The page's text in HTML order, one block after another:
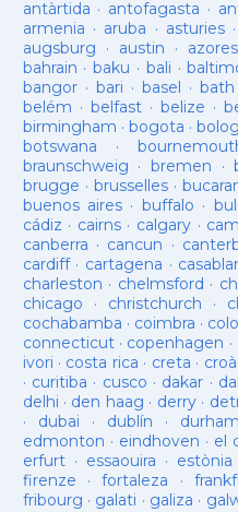
antàrtida · antofagasta ·
armenia · aruba · asturies·
augsburg · austin · azores
bahrain ·baku · bali ·
bangor· bari ·basel ·bath
belém · belfast· belize ·
birmingham · bogota ·
botswana ·
braunschweig · bremen ·
brugge · brusselles·
buenos aires· buffalo ·
cádiz · cairns· calgary ·
canberra · cancun ·
cardiff· cartagena ·
charleston · chelmsford ·
chicago · christchurch ·
cochabamba · coimbra ·
connecticut· copenhagen ·
ivori · costa rica · creta ·
· curitiba · cusco · dakar ·
delhi · den haag · derry·
· dubai · dublín · durham
edmonton · eindhoven · el
erfurt· essaouira · estònia
firenze ·fortaleza ·
fribourg · galati · galiza ·